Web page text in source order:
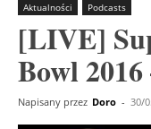
Aktualności Podcasts
[LIVE]
Bowl
Napisany przez Doro - 30/